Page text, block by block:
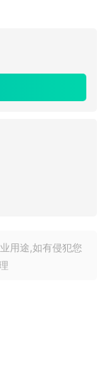
用途,如有侵犯您